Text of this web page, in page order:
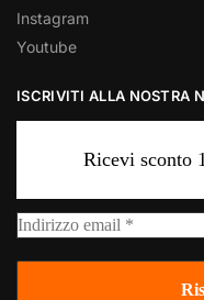
Instagram
Youtube
ISCRIVITI ALLA NOSTRA
Ricevi sconto